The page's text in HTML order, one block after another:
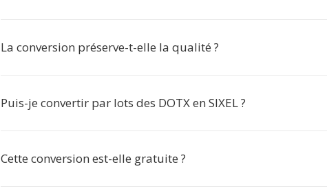
La conversion préserve-t-elle la qualité ?
Puis-je convertir par lots des DOTX en SIXEL ?
Cette conversion est-elle gratuite ?